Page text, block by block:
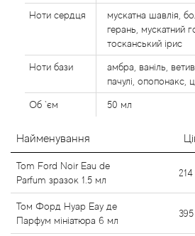
Ноти сердця
мускатна шавлія,
герань, мускатний
тосканський ірис
Ноти бази
амбра, ваніль,
пачулі, опопонакс,
Об `єм 50 мл
Найменування
Tom Ford Noir Eau de
Parfum зразок 1.5 мл
214
Том Форд Нуар Еау де
Парфум мініатюра 6 мл
395
Agonist
Aj Arabia (Widian)
Al Haramain
Al Jazeera
Alaia Paris